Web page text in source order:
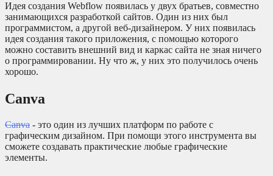
Идея создания Webflow появилась у двух братьев, совместно
занимающихся разработкой сайтов. Один из них был
программистом, а другой веб-дизайнером. У них появилась
идея создания такого приложения, с помощью которого
можно составить внешний вид и каркас сайта не зная ничего
о программировании. Ну что ж, у них это получилось очень
хорошо.
Canva
Canva - это один из лучших платформ по работе с
графическим дизайном. При помощи этого инструмента вы
сможете создавать практические любые графические
элементы.